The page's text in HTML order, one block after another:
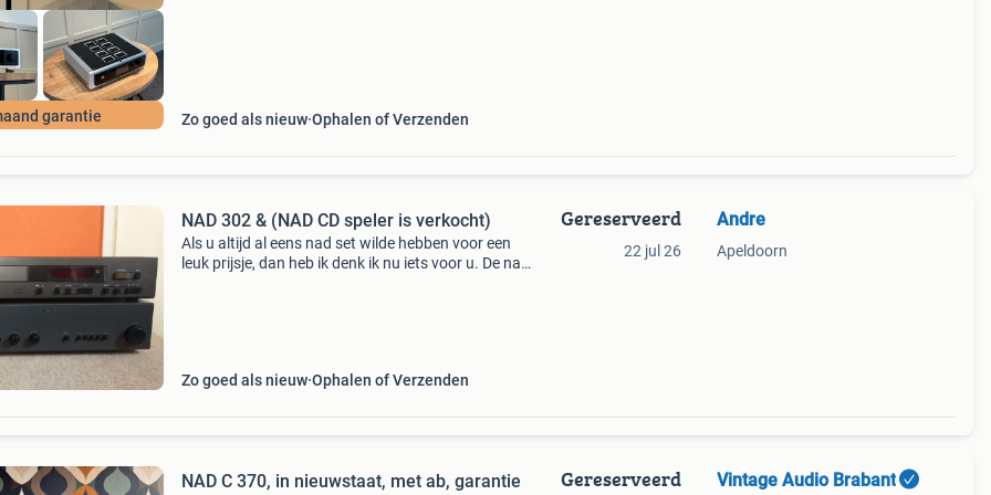
garantie Zo goed als nieuw Ophalen of Verzenden
NAD 302 & (NAD CD speler is verkocht)
Als u altijd al eens nad set wilde hebben voor een
leuk prijsje, dan heb ik denk ik nu iets voor u. De nad
Zo goed als nieuw Ophalen of Verzenden
Gereserveerd
22 jul 26
Andre
Apeldoorn
NAD C 370, in nieuwstaat, met ab, garantie Gereserveerd Vintage Audio Brabant